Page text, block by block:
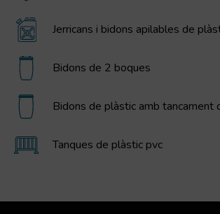
Jerricans i bidons apilables de
Bidons de 2 boques
Bidons de plàstic amb tancament
Tanques de plàstic pvc